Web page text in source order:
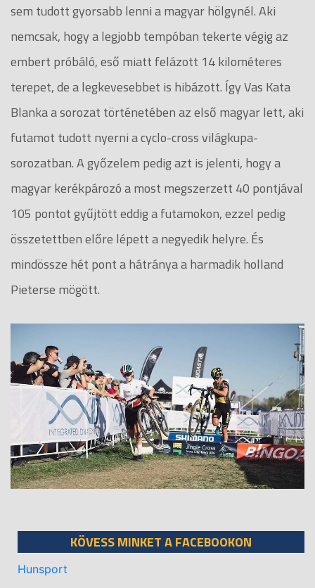
sem tudott gyorsabb lenni a magyar hölgynél. Aki
nemcsak, hogy a legjobb tempóban tekerte végig az
embert próbáló, eső miatt felázott 14 kilométeres
terepet, de a legkevesebbet is hibázott. Így Vas Kata
Blanka a sorozat történetében az első magyar lett, aki
futamot tudott nyerni a cyclo-cross világkupa-
sorozatban. A győzelem pedig azt is jelenti, hogy a
magyar kerékpározó a most megszerzett 40 pontjával
105 pontot gyűjtött eddig a futamokon, ezzel pedig
összetettben előre lépett a negyedik helyre. És
mindössze hét pont a hátránya a harmadik holland
Pieterse mögött.
KÖVESS MINKET A FACEBOOKON
Hunsport